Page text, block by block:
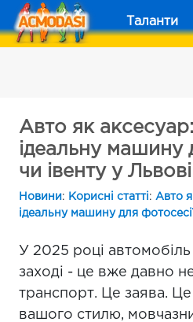
Таланти
Авто як
ідеальну машину
чи івенту у Львові
Новини: Корисні статті: Авто
ідеальну машину для
У 2025 році
заході - це вже давно
транспорт. Це заява.
вашого стилю,